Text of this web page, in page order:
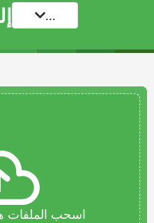
...
اسحب الملفات